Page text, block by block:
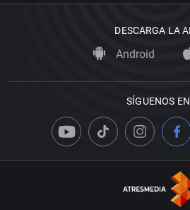
DESCARGA LA
Android
SÍGUENOS EN